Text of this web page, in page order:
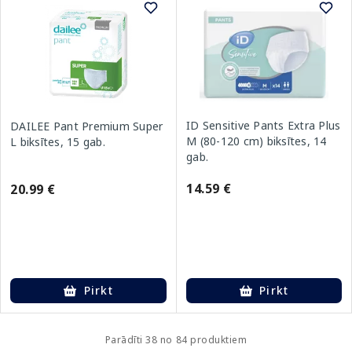
DAILEE Pant Premium Super
L biksītes, 15 gab.
20.99 €
Pirkt
ID Sensitive Pants Extra Plus
M (80-120 cm) biksītes, 14
gab.
14.59 €
Pirkt
Parādīti 38 no 84 produktiem